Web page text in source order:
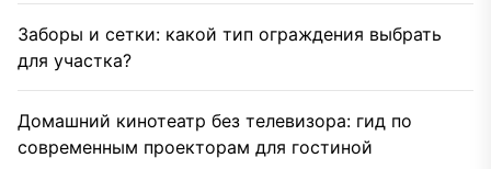
Заборы и сетки: какой тип ограждения выбрать
для участка?
Домашний кинотеатр без телевизора: гид по
современным проекторам для гостиной